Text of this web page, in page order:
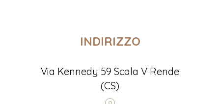
INDIRIZZO
Via Kennedy 59 Scala V Rende
(CS)